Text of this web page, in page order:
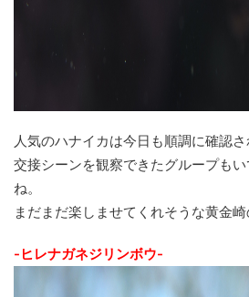
人気のハナイカは今日も順調に確認さ
交接シーンを観察できたグループも
ね。
まだまだ楽しませてくれそうな黄金
-ヒレナガネジリンボウ-